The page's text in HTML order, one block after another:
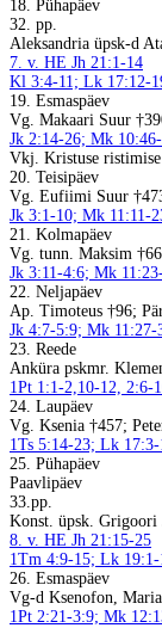
18. Pühapäev
32. pp.
Aleksandria üpsk-d
7. v. HE Jh 21:1-14
Kl 3:4-11; Lk 17:12-
19. Esmaspäev
Vg. Makaari Suur
Jk 2:14-26; Mk
Vkj. Kristuse
20. Teisipäev
Vg. Eufiimi Suur
Jk 3:1-10; Mk 11:11-
21. Kolmapäev
Vg. tunn. Maksim
Jk 3:11-4:6; Mk
22. Neljapäev
Ap. Timoteus †96;
Jk 4:7-5:9; Mk 11:27-
23. Reede
Anküra pskmr.
1Pt 1:1-2,10-12, 2:6-
24. Laupäev
Vg. Ksenia †457;
1Ts 5:14-23; Lk 17:3-
25. Pühapäev
Paavlipäev
33.pp.
Konst. üpsk. Grigoori
8. v. HE Jh 21:15-25
1Tm 4:9-15; Lk 19:1-
26. Esmaspäev
Vg-d Ksenofon,
1Pt 2:21-3:9; Mk